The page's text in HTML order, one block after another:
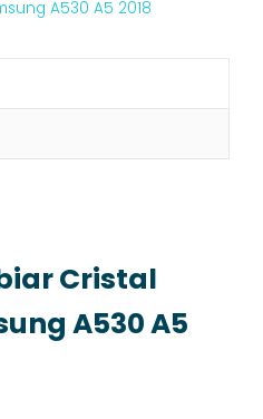
A530 A5 2018
Cristal
A530 A5